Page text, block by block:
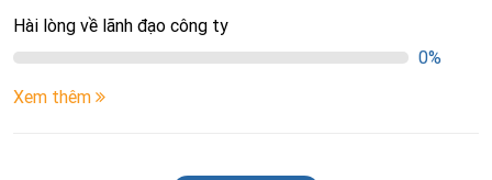
Hài lòng về lãnh đạo công ty
0%
Xem thêm